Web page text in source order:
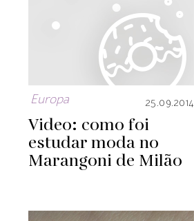
Europa 25.09.2014
Video: como foi
estudar moda no
Marangoni de Milão